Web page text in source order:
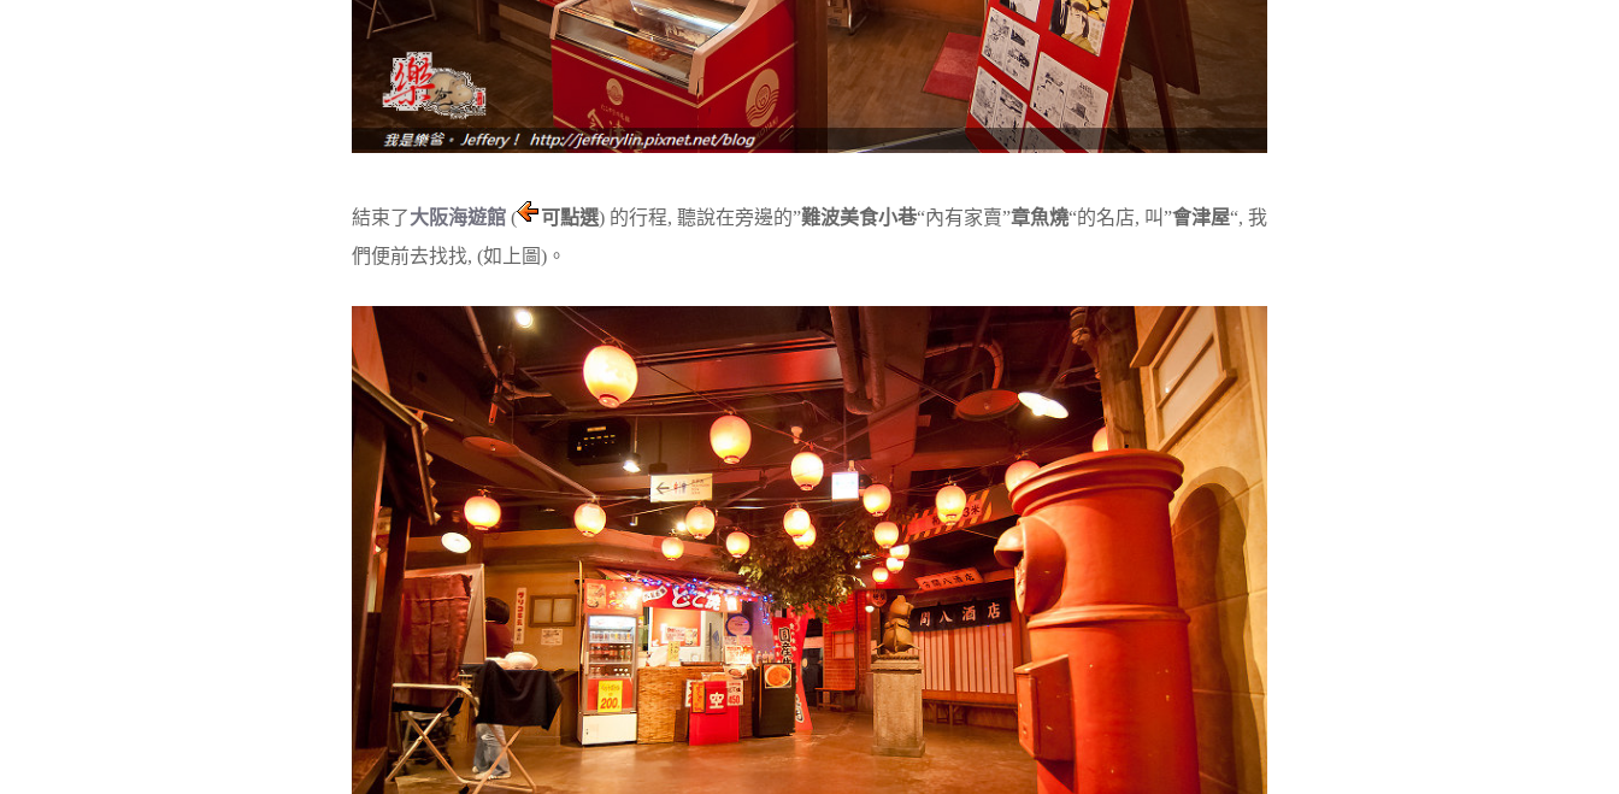
結束了大阪海遊館 ( 可點選) 的行程, 聽說在旁邊的”難波美食小巷“內有家賣”章魚燒“的名店, 叫”會津屋“, 我
們便前去找找, (如上圖)。